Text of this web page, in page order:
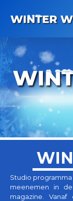
Studio programma
meenemen in
magazine.